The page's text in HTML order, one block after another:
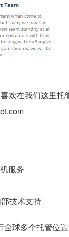
欢在我们这里托
服务
技术支持
球多个托管位